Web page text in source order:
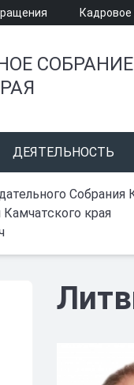
Кадровое
СОБРАНИЕ
ДЕЯТЕЛЬНОСТЬ
Собрания
края